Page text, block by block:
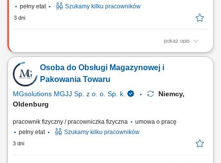
pełny etat
Szukamy kilku pracowników
3 dni
pokaż opis
Zadania: Wsparcie procesów produkcyjnych poprzez prace
pomocnicze i fizyczne; Obsługa prostych maszyn produkcyjnych;
Pakowanie i układanie gotowych wyrobów; Kontrola jakości produktów;
Kompletowanie i przygotowanie zamówień; Wykonywanie różnych
zadań pomocniczych na terenie zakładu;
Osoba do Obsługi Magazynowej i
Pakowania Towaru
MGsolutions MGJJ Sp. z o. o. Sp. k.
Niemcy,
Oldenburg
pracownik fizyczny / pracowniczka fizyczna
umowa o pracę
pełny etat
Szukamy kilku pracowników
3 dni